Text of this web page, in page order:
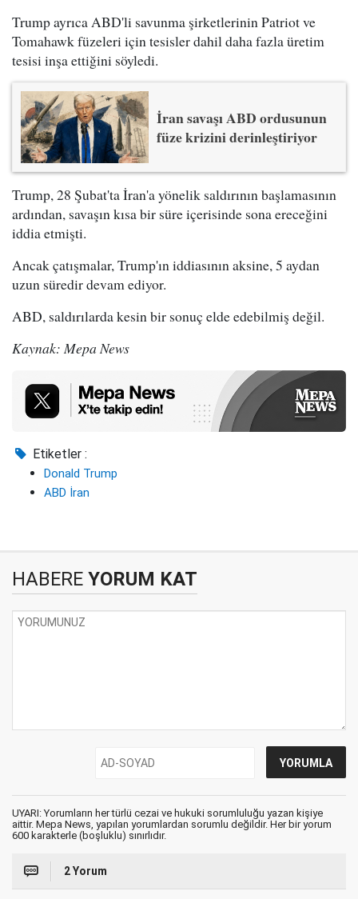
Trump ayrıca ABD'li savunma şirketlerinin Patriot ve
Tomahawk füzeleri için tesisler dahil daha fazla üretim
tesisi inşa ettiğini söyledi.
İran savaşı ABD ordusunun
füze krizini derinleştiriyor
Trump, 28 Şubat'ta İran'a yönelik saldırının başlamasının
ardından, savaşın kısa bir süre içerisinde sona ereceğini
iddia etmişti.
Ancak çatışmalar, Trump'ın iddiasının aksine, 5 aydan
uzun süredir devam ediyor.
ABD, saldırılarda kesin bir sonuç elde edebilmiş değil.
Kaynak: Mepa News
Etiketler :
Donald Trump
ABD İran
HABERE YORUM KAT
UYARI: Yorumların her türlü cezai ve hukuki sorumluluğu yazan kişiye
aittir. Mepa News, yapılan yorumlardan sorumlu değildir. Her bir yorum
600 karakterle (boşluklu) sınırlıdır.
2 Yorum